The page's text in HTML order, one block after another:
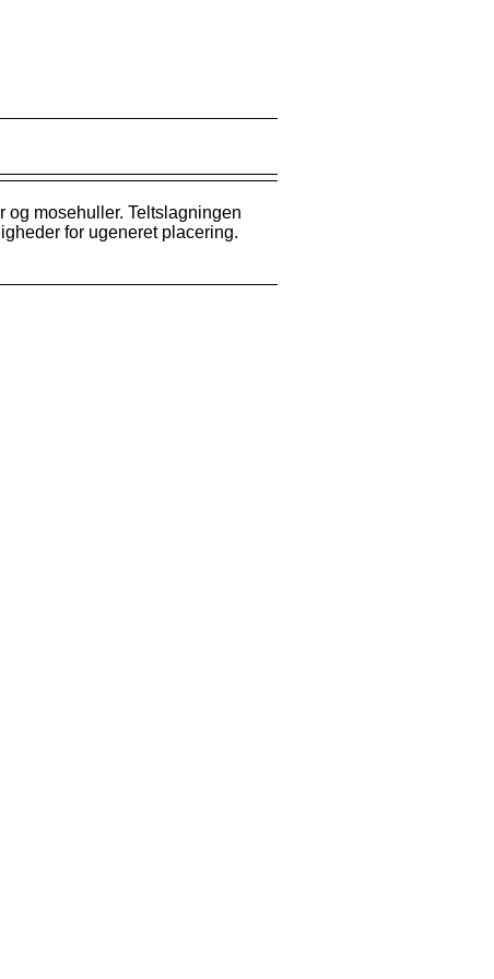
og mosehuller. Teltslagningen
for ugeneret placering.